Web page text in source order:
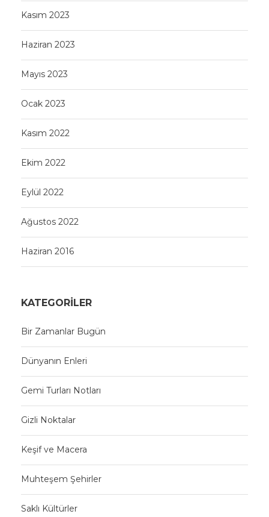
Kasım 2023
Haziran 2023
Mayıs 2023
Ocak 2023
Kasım 2022
Ekim 2022
Eylül 2022
Ağustos 2022
Haziran 2016
KATEGORILER
Bir Zamanlar Bugün
Dünyanın Enleri
Gemi Turları Notları
Gizli Noktalar
Keşif ve Macera
Muhteşem Şehirler
Saklı Kültürler